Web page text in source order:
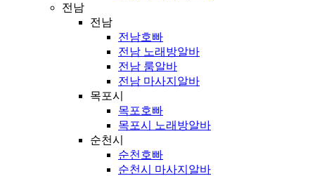
전남
전남
전남호빠
전남 노래방알바
전남 룸알바
전남 마사지알바
목포시
목포호빠
목포시 노래방알바
순천시
순천호빠
순천시 마사지알바